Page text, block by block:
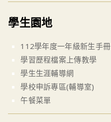
學生園地
112學年度一年級新生手冊
學習歷程檔案上傳教學
學生生涯輔導網
學校申訴專區(輔導室)
午餐菜單